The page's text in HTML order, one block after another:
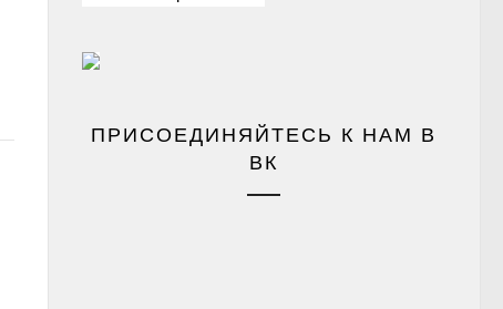
ПРИСОЕДИНЯЙТЕСЬ К НАМ В
ВК